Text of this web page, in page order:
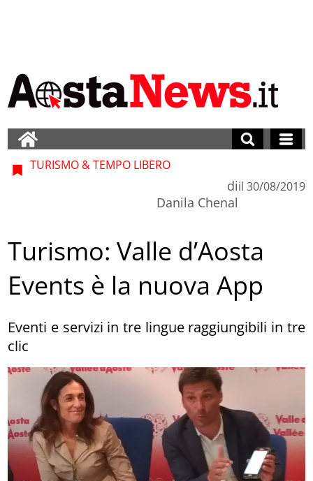
TURISMO & TEMPO LIBERO
di
Danila Chenal
il 30/08/2019
Turismo: Valle d’Aosta
Events è la nuova App
Eventi e servizi in tre lingue raggiungibili in tre
clic